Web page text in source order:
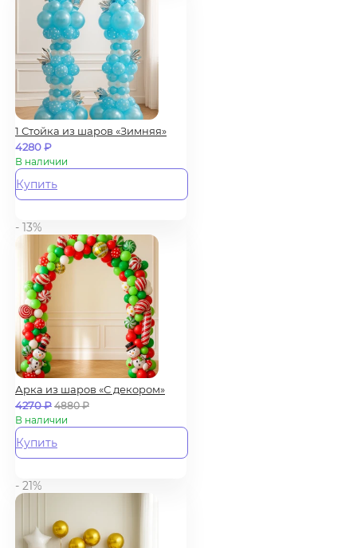
1 Стойка из шаров «Зимняя»
4280₽
В наличии
Купить
- 13%
Арка из шаров «С декором»
4270₽ 4880₽
В наличии
Купить
- 21%